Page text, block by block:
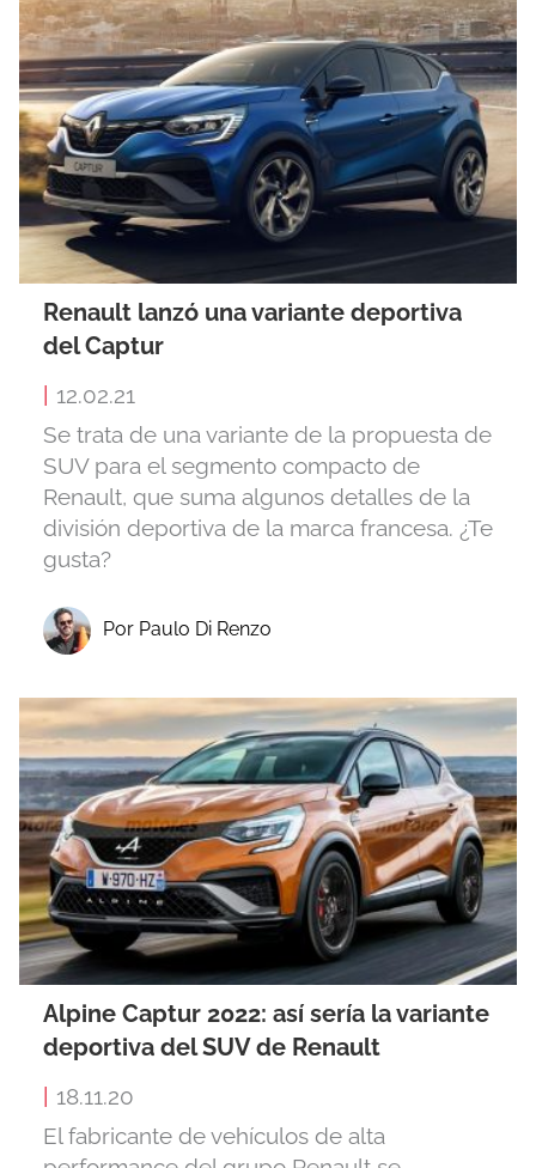
Renault lanzó una variante deportiva
del Captur
12.02.21
Se trata de una variante de la propuesta de
SUV para el segmento compacto de
Renault, que suma algunos detalles de la
división deportiva de la marca francesa. ¿Te
gusta?
Por Paulo Di Renzo
Alpine Captur 2022: así sería la variante
deportiva del SUV de Renault
| 18.11.20
El fabricante de vehículos de alta